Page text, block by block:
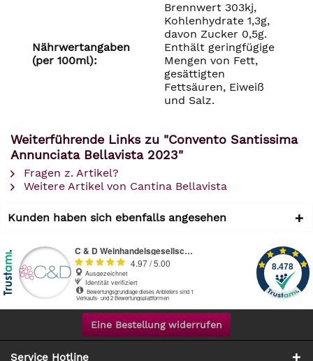
Nährwertangaben
(per 100ml):
Brennwert 303kj,
Kohlenhydrate 1,3g,
davon Zucker 0,5g.
Enthält geringfügige
Mengen von Fett,
gesättigten
Fettsäuren, Eiweiß
und Salz.
Weiterführende Links zu "Convento Santissima
Annunciata Bellavista 2023"
Fragen z. Artikel?
Weitere Artikel von Cantina Bellavista
Kunden haben sich ebenfalls angesehen
Eine Bestellung widerrufen
Service Hotline